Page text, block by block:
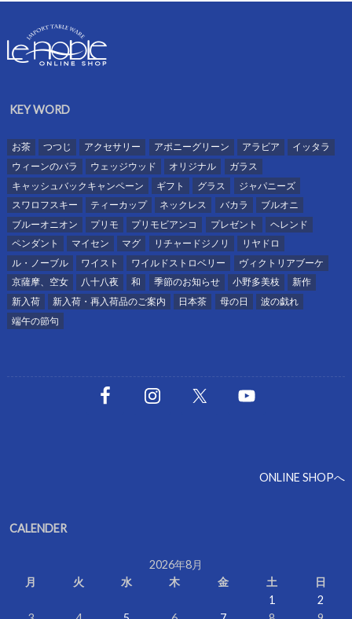
KEY WORD
お茶 つつじ アクセサリー アポニーグリーン アラビア
イッタラ
ウィーンのバラ
ウェッジウッド オリジナル
ガラス
キャッシュバックキャンペーン
ギフト グラス
ジャパニーズ
スワロフスキー
ティーカップ ネックレス バカラ
ブルオニ
ブルーオニオン
プリモ プリモビアンコ プレゼント
ヘレンド
ペンダント
マイセン マグ リチャードジノリ
リヤドロ
ル・ノーブル
ワイスト ワイルドストロベリー
ヴィクトリアブーケ
京薩摩、空女
八十八夜 和 季節のお知らせ 小野多美枝
新作
新入荷
新入荷・再入荷品のご案内 日本茶 母の日
波の戯れ
端午の節句
ONLINE SHOPへ
CALENDER
2026年8月
月
火 水 木 金 土
日
1
2